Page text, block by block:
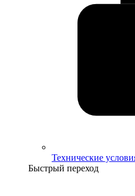
Технические
Быстрый переход